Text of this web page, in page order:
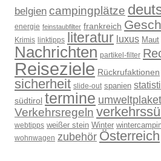
belgien campingplätze
energie feinstaubfilter frankreich
Krimis linktipps literatur luxus Maut
Nachrichten partikel-filter
Reiseziele Rückrufaktionen
sicherheit slide-out spanien
südtirol termine
Verkehrsregeln
webtipps weißer stein Winter
wohnwagen zubehör Österreich